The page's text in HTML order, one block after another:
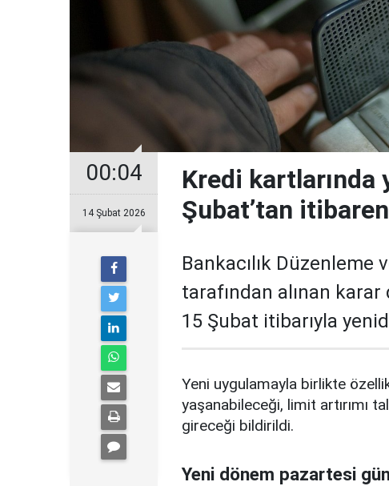
00:04
14 Şubat 2026
Kredi
Şubat’tan
Bankacılık Düzenleme
tarafından alınan
15 Şubat itibarıyla
Yeni uygulamayla birlikte
yaşanabileceği, limit artırımı
gireceği bildirildi.
Yeni dönem pazartesi